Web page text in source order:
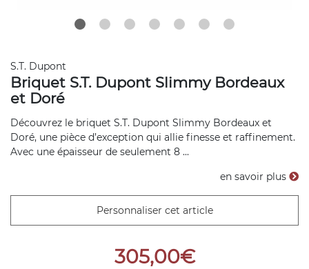
S.T. Dupont
Briquet S.T. Dupont Slimmy Bordeaux
et Doré
Découvrez le briquet S.T. Dupont Slimmy Bordeaux et
Doré, une pièce d’exception qui allie finesse et raffinement.
Avec une épaisseur de seulement 8 ...
en savoir plus
Personnaliser cet article
305,00€